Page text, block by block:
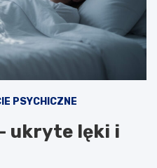
PSYCHICZNE
ukryte lęki i